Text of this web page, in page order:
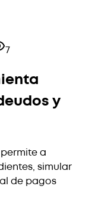
7
y
a
simular
de pagos